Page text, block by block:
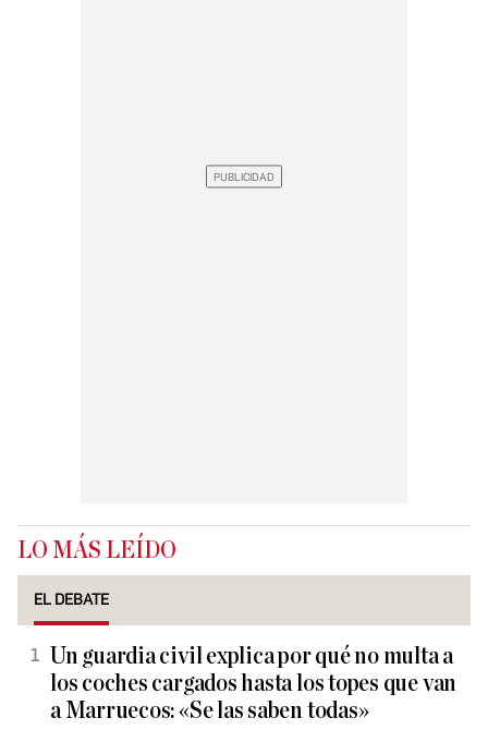
LO MÁS LEÍDO
EL DEBATE
Un guardia civil explica por qué no multa a
los coches cargados hasta los topes que van
a Marruecos: «Se las saben todas»